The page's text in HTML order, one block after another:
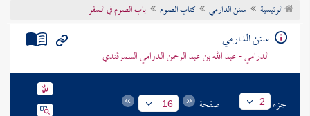
تراجم الأعلام
الرئيسية سنن الدارمي كتاب الصوم باب الصوم في السفر
سنن الدارمي
الدرامي - عبد الله بن عبد الرحمن الدرامي السمرقندي
جزء 2 صفحة 16